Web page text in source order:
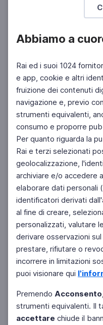
Abbiamo a
Rai ed i suoi 1024
e app, cookie e altri
fruizione dei contenuti
navigazione e, previo
strumenti equivalenti,
consumo e proporre
Per quanto riguarda la
Rai e terzi selezionati
geolocalizzazione,
archiviare e/o accedere
elaborare dati personali
identificatori derivati
al fine di creare,
personalizzati, valutare
derivare osservazioni
prestare, rifiutare o
incorrere in limitazioni
puoi visionare qui
Premendo Acconsento
strumenti equivalenti. Il
accettare chiude il